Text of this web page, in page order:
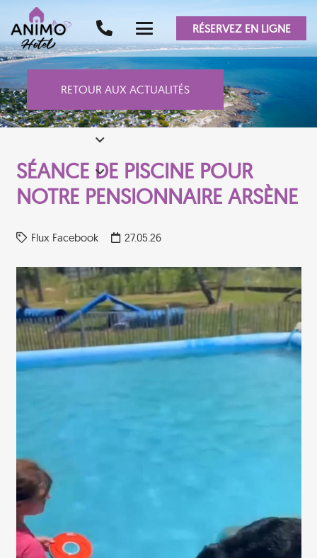
RÉSERVEZ EN LIGNE
RETOUR AUX ACTUALITÉS
SÉANCE DE PISCINE POUR
NOTRE PENSIONNAIRE ARSÈNE
Flux Facebook 27.05.26